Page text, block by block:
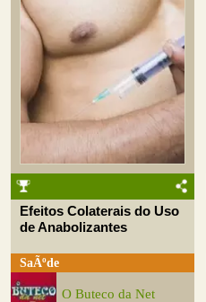
Efeitos Colaterais do Uso
de Anabolizantes
SaÃºde
O Buteco da Net